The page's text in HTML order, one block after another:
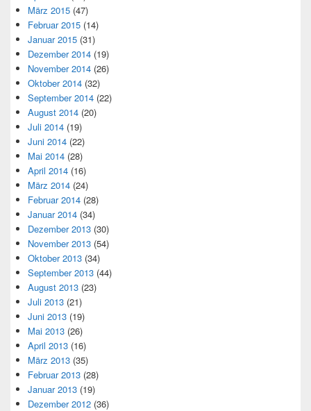
März 2015 (47)
Februar 2015 (14)
Januar 2015 (31)
Dezember 2014 (19)
November 2014 (26)
Oktober 2014 (32)
September 2014 (22)
August 2014 (20)
Juli 2014 (19)
Juni 2014 (22)
Mai 2014 (28)
April 2014 (16)
März 2014 (24)
Februar 2014 (28)
Januar 2014 (34)
Dezember 2013 (30)
November 2013 (54)
Oktober 2013 (34)
September 2013 (44)
August 2013 (23)
Juli 2013 (21)
Juni 2013 (19)
Mai 2013 (26)
April 2013 (16)
März 2013 (35)
Februar 2013 (28)
Januar 2013 (19)
Dezember 2012 (36)